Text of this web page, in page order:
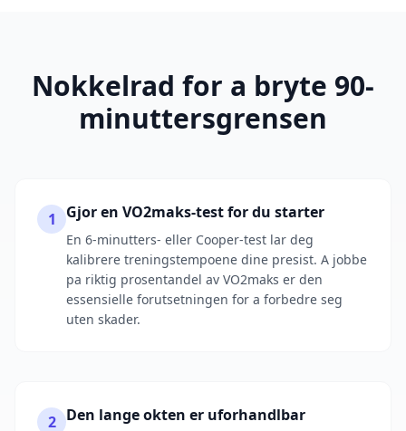
Nokkelrad for a bryte 90-
minuttersgrensen
1 Gjor en VO2maks-test for du starter
En 6-minutters- eller Cooper-test lar deg
kalibrere treningstempoene dine presist. A jobbe
pa riktig prosentandel av VO2maks er den
essensielle forutsetningen for a forbedre seg
uten skader.
2 Den lange okten er uforhandlbar